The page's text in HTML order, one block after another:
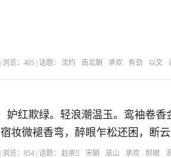
| 浏览：405 | 话题： 沈约 南北朝 承欢 有劲 以文
妒红欺绿。轻浪潮温玉。鸾袖卷香
妆微褪香弯，醉眼乍松还困，断
| 浏览：854 | 话题： 赵崇 宋朝 巫山 承欢 醉眼